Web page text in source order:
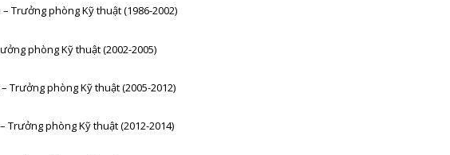
Trưởng phòng Kỹ thuật (1986-2002)
phòng Kỹ thuật (2002-2005)
Trưởng phòng Kỹ thuật (2005-2012)
Trưởng phòng Kỹ thuật (2012-2014)